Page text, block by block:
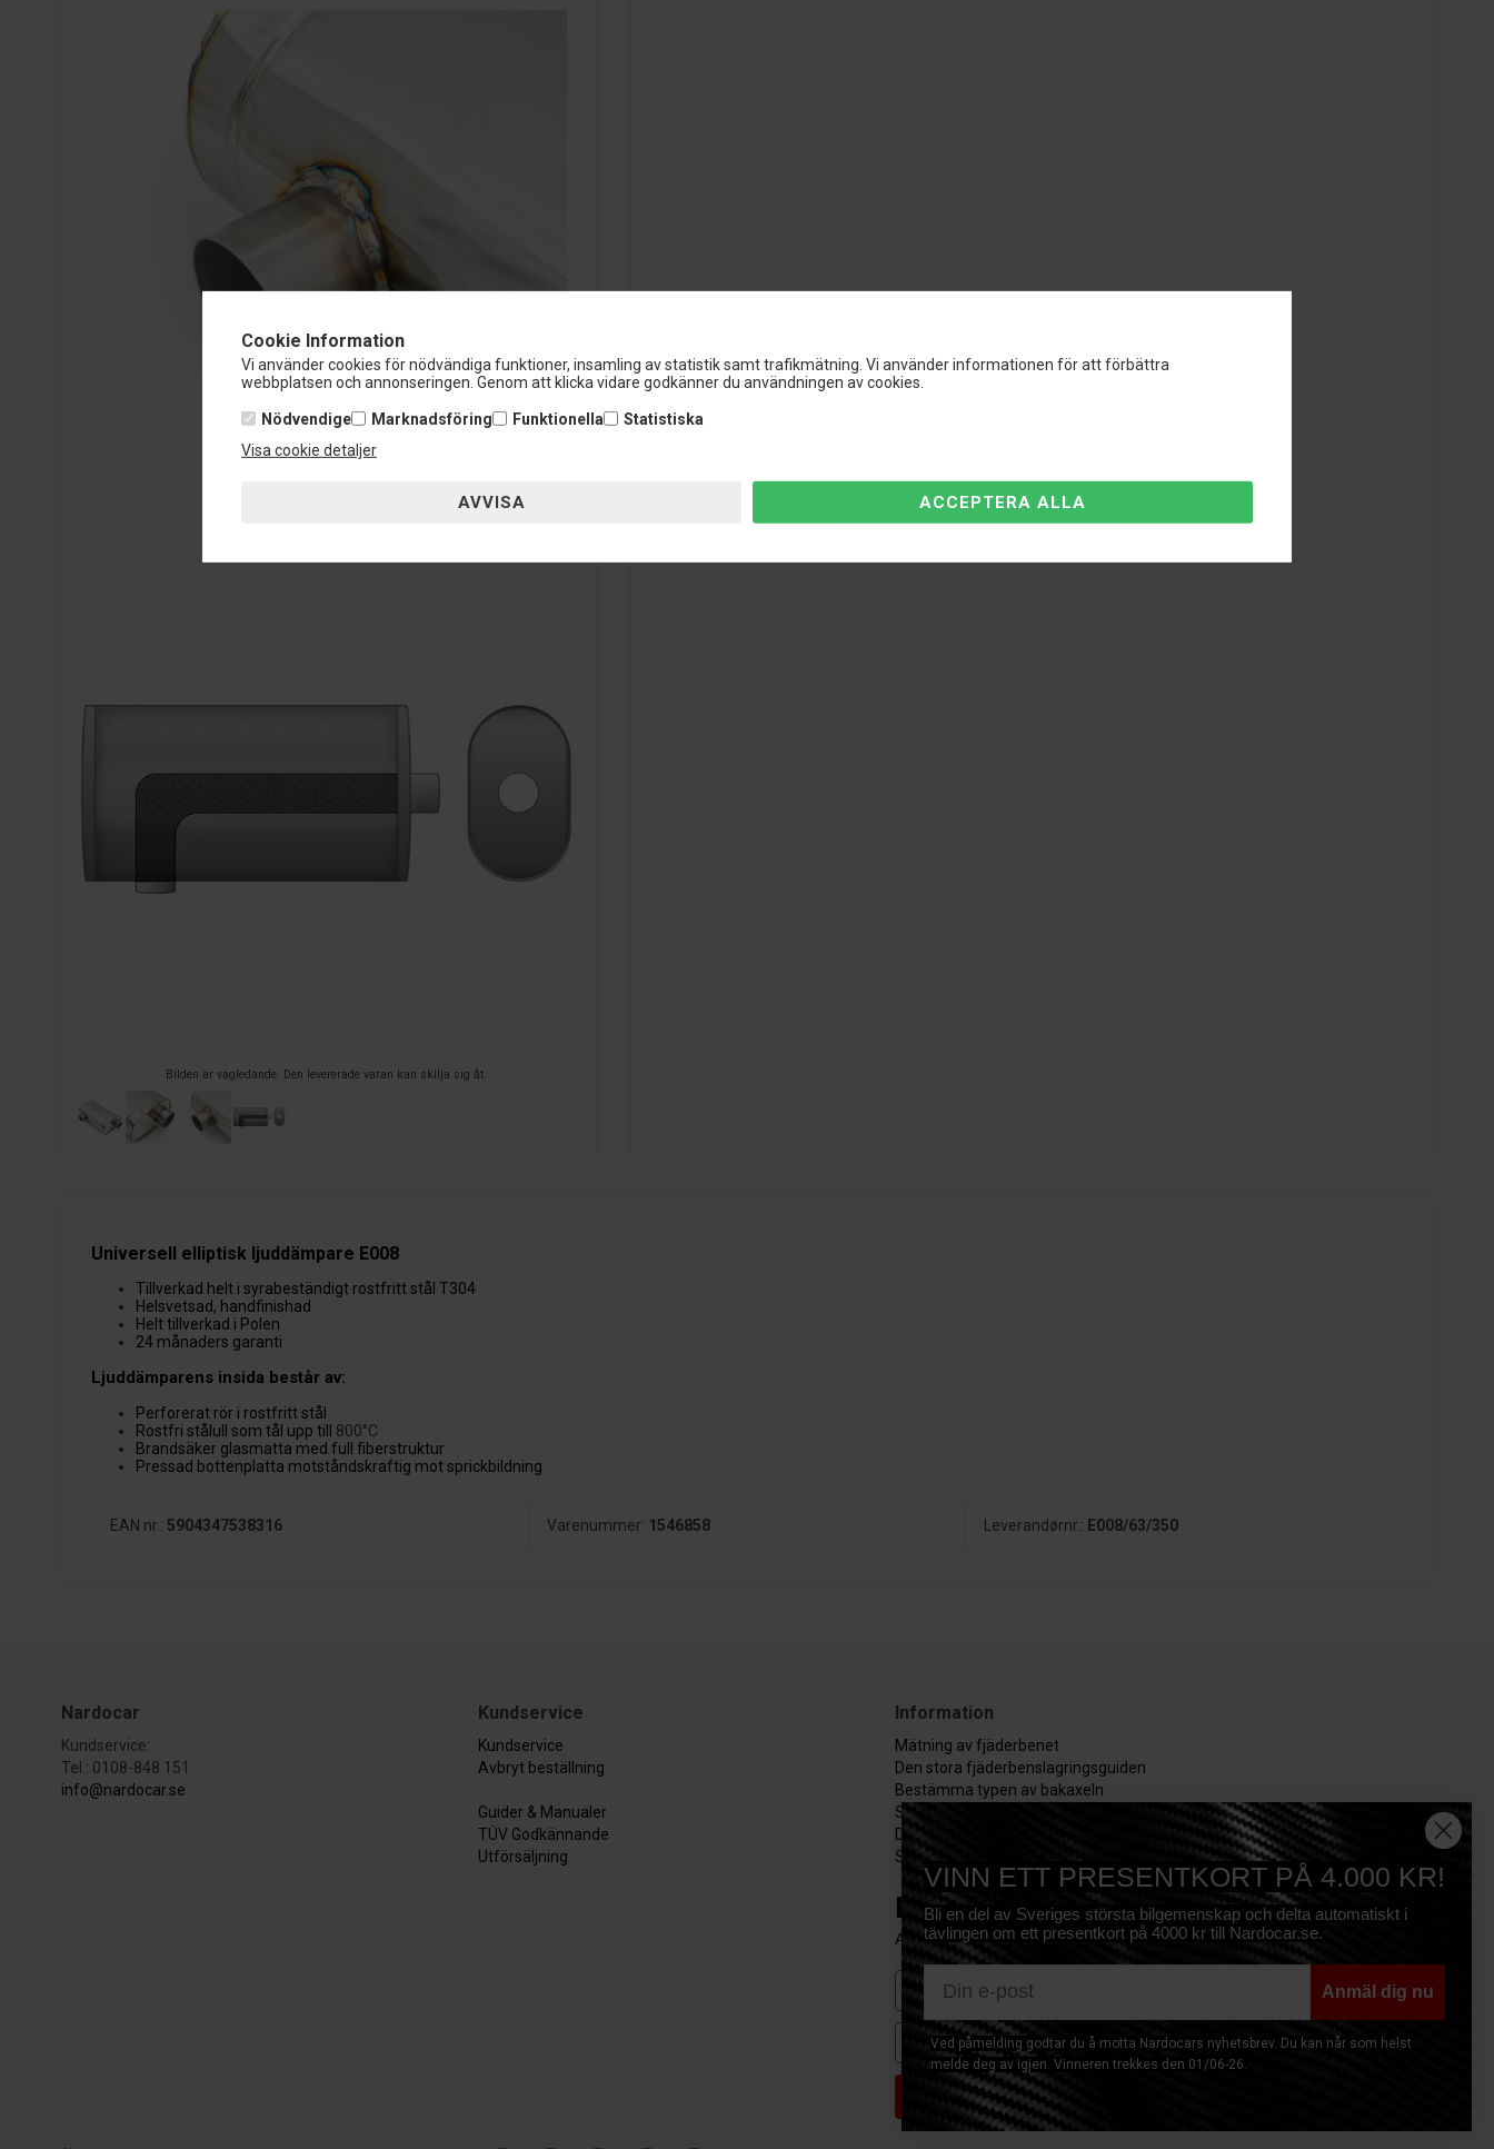
Cookie Information
Vi använder cookies för nödvändiga funktioner, insamling av statistik samt trafikmätning. Vi använder informationen för att förbättra
webbplatsen och annonseringen. Genom att klicka vidare godkänner du användningen av cookies.
Nödvendige Marknadsföring Funktionella
Statistiska
Visa cookie detaljer
Bilden är vägledande. Den levererade varan kan skilja sig åt.
Universell elliptisk ljuddämpare E008
Tillverkad helt i syrabeständigt rostfritt stål T304
Helsvetsad, handfinishad
Helt tillverkad i Polen
24 månaders garanti
Ljuddämparens insida består av:
Perforerat rör i rostfritt stål
Rostfri stålull som tål upp till 800°C
Brandsäker glasmatta med full fiberstruktur
Pressad bottenplatta motståndskraftig mot sprickbildning
EAN nr.: 5904347538316 Varenummer: 1546858 Leverandørnr.: E008/63/350
Nardocar
Kundservice:
Tel.: 0108-848 151
info@nardocar.se
Kundservice
Kundservice
Avbryt beställning
Guider & Manualer
TÜV Godkännande
Utförsäljning
Information
Mätning av fjäderbenet
Den stora fjäderbenslagringsguiden
Bestämma typen av bakaxeln
Stabilisatorstångs guide
Den stora guiden för stötdämpare
Se alla guider
Håll dig uppdaterad!
Anmäl dig för att få nyheter direkt i din inkorg
First Name
Email
Prenumerera
VINN ETT PRESENTKORT PÅ 4.000 KR!
Bli en del av Sveriges största bilgemenskap och delta automatiskt i
tävlingen om ett presentkort på 4000 kr till Nardocar.se.
Anmäl dig nu
Ved påmelding godtar du å motta Nardocars nyhetsbrev. Du kan når som helst
melde deg av igjen. Vinneren trekkes den 01/06-26.